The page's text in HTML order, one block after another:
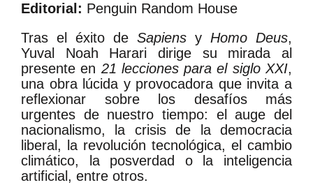
Editorial: Penguin Random House
Tras el éxito de Sapiens y Homo Deus,
Yuval Noah Harari dirige su mirada al
presente en 21 lecciones para el siglo XXI,
una obra lúcida y provocadora que invita a
reflexionar sobre los desafíos más
urgentes de nuestro tiempo: el auge del
nacionalismo, la crisis de la democracia
liberal, la revolución tecnológica, el cambio
climático, la posverdad o la inteligencia
artificial, entre otros.